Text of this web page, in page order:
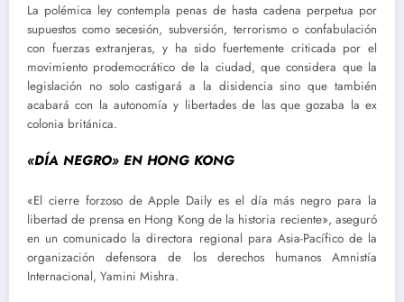
La polémica ley contempla penas de hasta cadena perpetua por
supuestos como secesión, subversión, terrorismo o confabulación
con fuerzas extranjeras, y ha sido fuertemente criticada por el
movimiento prodemocrático de la ciudad, que considera que la
legislación no solo castigará a la disidencia sino que también
acabará con la autonomía y libertades de las que gozaba la ex
colonia británica.
«DÍA NEGRO» EN HONG KONG
«El cierre forzoso de Apple Daily es el día más negro para la
libertad de prensa en Hong Kong de la historia reciente», aseguró
en un comunicado la directora regional para Asia-Pacífico de la
organización defensora de los derechos humanos Amnistía
Internacional, Yamini Mishra.